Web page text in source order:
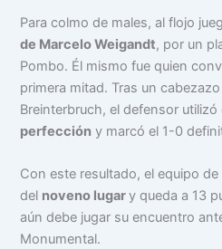
Para colmo de males, al flojo
de Marcelo Weigandt, por un
Pombo. Él mismo fue quien
primera mitad. Tras un
Breinterbruch, el defensor utilizó
perfección y marcó el 1-0
Con este resultado, el equipo
del noveno lugary queda a 13
aún debe jugar su encuentro
Monumental.